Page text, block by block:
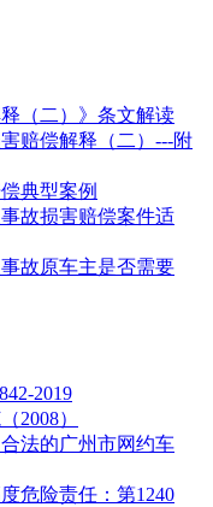
（二）》条文解读
赔偿解释（二）---附
典型案例
故损害赔偿案件适
故原车主是否需要
2019
2008）
法的广州市网约车
危险责任：第1240